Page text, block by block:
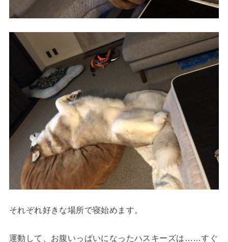
それぞれ好きな場所で寝始めます。
運動して、お腹いっぱいになったハスキーズは……すぐ